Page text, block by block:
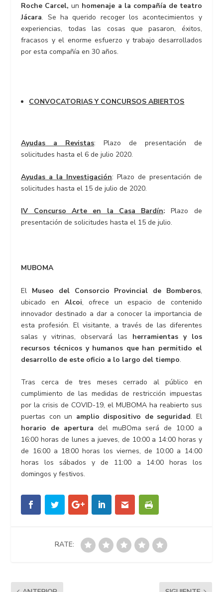
Roche Carcel, un homenaje a la compañía de teatro
Jácara. Se ha querido recoger los acontecimientos y
experiencias, todas las cosas que pasaron, éxitos,
fracasos y el enorme esfuerzo y trabajo desarrollados
por esta compañía en 30 años.
CONVOCATORIAS Y CONCURSOS ABIERTOS
Ayudas a Revistas: Plazo de presentación de
solicitudes hasta el 6 de julio 2020.
Ayudas a la Investigación: Plazo de presentación de
solicitudes hasta el 15 de julio de 2020.
IV Concurso Arte en la Casa Bardín: Plazo de
presentación de solicitudes hasta el 15 de julio.
MUBOMA
El Museo del Consorcio Provincial de Bomberos,
ubicado en Alcoi, ofrece un espacio de contenido
innovador destinado a dar a conocer la importancia de
esta profesión. El visitante, a través de las diferentes
salas y vitrinas, observará las herramientas y los
recursos técnicos y humanos que han permitido el
desarrollo de este oficio a lo largo del tiempo.
Tras cerca de tres meses cerrado al público en
cumplimiento de las medidas de restricción impuestas
por la crisis de COVID-19, el MUBOMA ha reabierto sus
puertas con un amplio dispositivo de seguridad. El
horario de apertura del muBOma será de 10:00 a
16:00 horas de lunes a jueves, de 10:00 a 14:00 horas y
de 16:00 a 18:00 horas los viernes, de 10:00 a 14:00
horas los sábados y de 11:00 a 14:00 horas los
domingos y festivos.
RATE: